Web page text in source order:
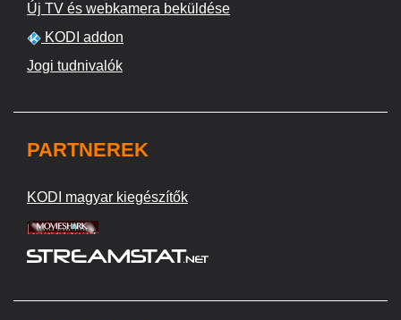
Új TV és webkamera beküldése
KODI addon
Jogi tudnivalók
PARTNEREK
KODI magyar kiegészítők